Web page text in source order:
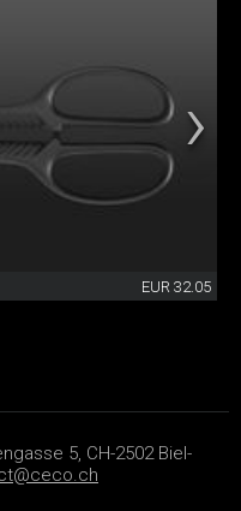
EUR 32.05
5, CH-2502 Biel-